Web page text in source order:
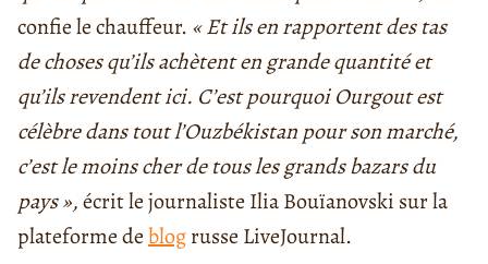
confie le chauffeur. « Et ils en rapportent des tas
de choses qu’ils achètent en grande quantité et
qu’ils revendent ici. C’est pourquoi Ourgout est
célèbre dans tout l’Ouzbékistan pour son marché,
c’est le moins cher de tous les grands bazars du
pays »,écrit le journaliste Ilia Bouïanovski sur la
plateforme deblogrusse LiveJournal.